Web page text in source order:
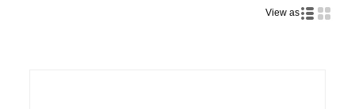
View as